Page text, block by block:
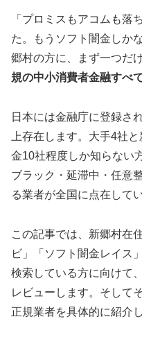
「プロミスもアコムも落
た。もうソフト闇金し
郷村の方に、まず一つだ
規の中小消費者金融すべ
日本には金融庁に登録さ
上存在します。大手4社
金10社程度しか知らない
ブラック・延滞中・任意
る業者が全国に点在して
この記事では、新郷村在
ビ」「ソフト闇金レイス
検索している方に向けて
レビューします。そして
正規業者を具体的に紹介し